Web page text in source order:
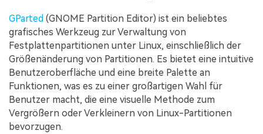
GParted (GNOME Partition Editor) ist ein beliebtes
grafisches Werkzeug zur Verwaltung von
Festplattenpartitionen unter Linux, einschließlich der
Größenänderung von Partitionen. Es bietet eine intuitive
Benutzeroberfläche und eine breite Palette an
Funktionen, was es zu einer großartigen Wahl für
Benutzer macht, die eine visuelle Methode zum
Vergrößern oder Verkleinern von Linux-Partitionen
bevorzugen.